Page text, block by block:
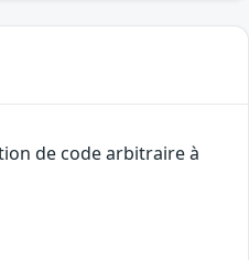
de code arbitraire à